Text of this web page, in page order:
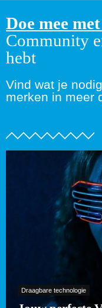
Doe mee
Community
hebt
Vind wat je
merken in meer
Draagbare technologie